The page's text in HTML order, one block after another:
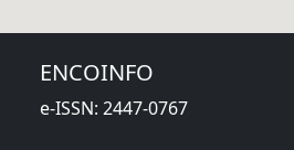
ENCOINFO
e-ISSN: 2447-0767